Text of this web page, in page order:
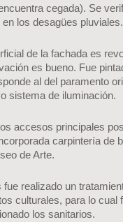
cegada). Se
los desagües pluviales.
de la fachada es
es bueno. Fue
al del paramento
sistema de iluminación.
accesos principales
carpintería de
de Arte.
fue realizado un
culturales, para lo cual
los sanitarios.